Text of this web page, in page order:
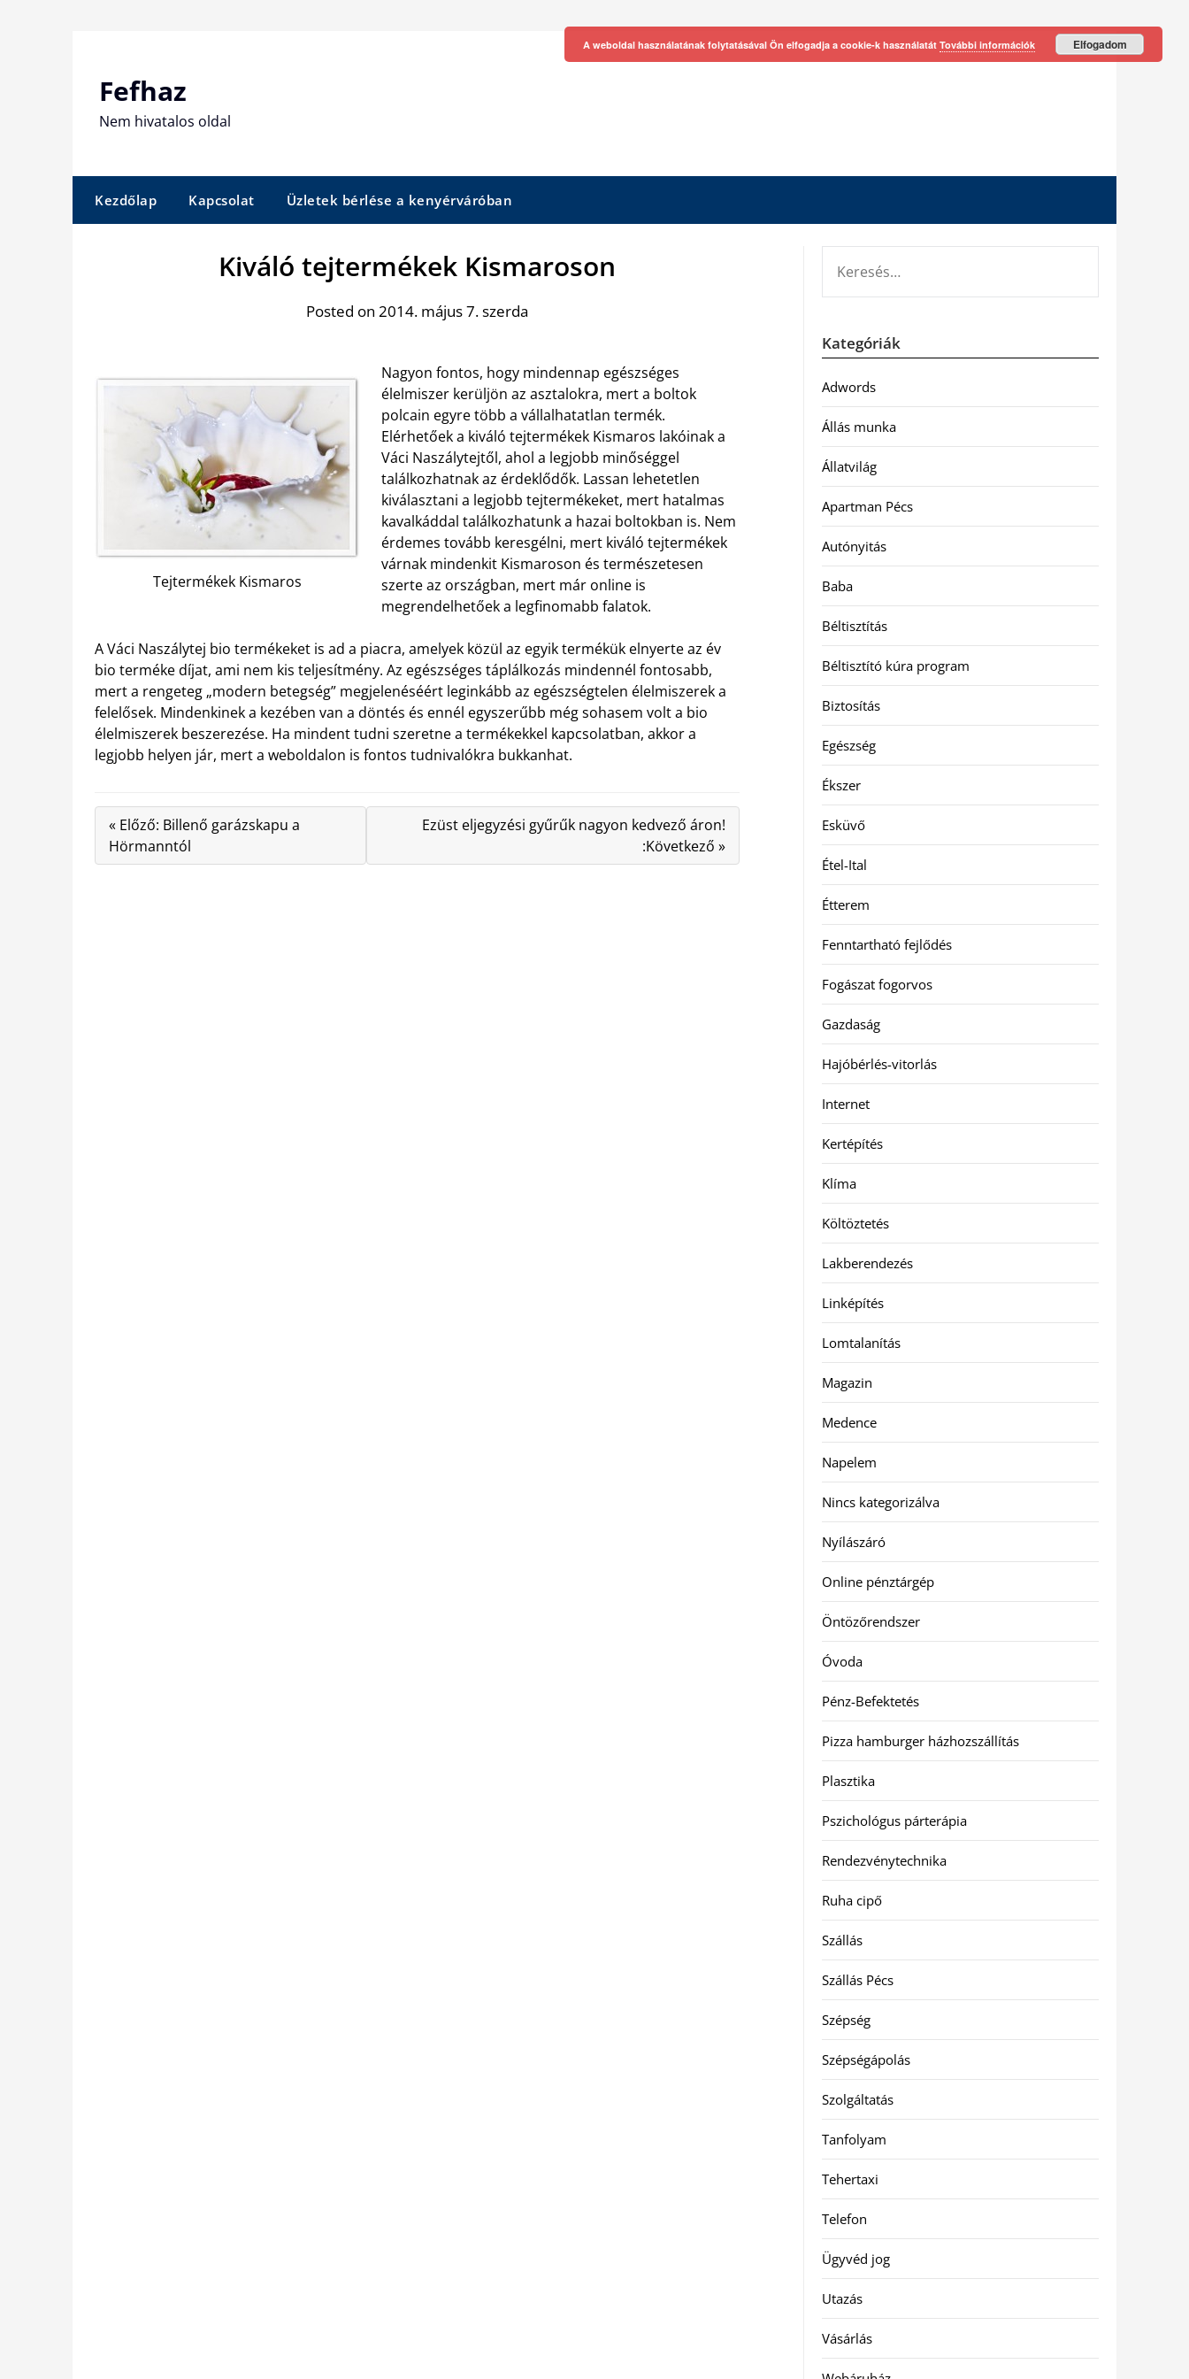
Fefhaz
Nem hivatalos oldal
Kezdőlap Kapcsolat Üzletek bérlése a kenyérváróban
Kiváló tejtermékek Kismaroson
Posted on 2014. május 7. szerda
Tejtermékek Kismaros
Nagyon fontos, hogy mindennap egészséges
élelmiszer kerüljön az asztalokra, mert a boltok
polcain egyre több a vállalhatatlan termék.
Elérhetőek a kiváló tejtermékek Kismaros lakóinak a
Váci Naszálytejtől, ahol a legjobb minőséggel
találkozhatnak az érdeklődők. Lassan lehetetlen
kiválasztani a legjobb tejtermékeket, mert hatalmas
kavalkáddal találkozhatunk a hazai boltokban is. Nem
érdemes tovább keresgélni, mert kiváló tejtermékek
várnak mindenkit Kismaroson és természetesen
szerte az országban, mert már online is
megrendelhetőek a legfinomabb falatok.
A Váci Naszálytej bio termékeket is ad a piacra, amelyek közül az egyik termékük elnyerte az év
bio terméke díjat, ami nem kis teljesítmény. Az egészséges táplálkozás mindennél fontosabb,
mert a rengeteg „modern betegség” megjelenéséért leginkább az egészségtelen élelmiszerek a
felelősek. Mindenkinek a kezében van a döntés és ennél egyszerűbb még sohasem volt a bio
élelmiszerek beszerezése. Ha mindent tudni szeretne a termékekkel kapcsolatban, akkor a
legjobb helyen jár, mert a weboldalon is fontos tudnivalókra bukkanhat.
« Előző: Billenő garázskapu a
Hörmanntól
Ezüst eljegyzési gyűrűk nagyon kedvező áron!
:Következő »
Kategóriák
Adwords
Állás munka
Állatvilág
Apartman Pécs
Autónyitás
Baba
Béltisztítás
Béltisztító kúra program
Biztosítás
Egészség
Ékszer
Esküvő
Étel-Ital
Étterem
Fenntartható fejlődés
Fogászat fogorvos
Gazdaság
Hajóbérlés-vitorlás
Internet
Kertépítés
Klíma
Költöztetés
Lakberendezés
Linképítés
Lomtalanítás
Magazin
Medence
Napelem
Nincs kategorizálva
Nyílászáró
Online pénztárgép
Öntözőrendszer
Óvoda
Pénz-Befektetés
Pizza hamburger házhozszállítás
Plasztika
Pszichológus párterápia
Rendezvénytechnika
Ruha cipő
Szállás
Szállás Pécs
Szépség
Szépségápolás
Szolgáltatás
Tanfolyam
Tehertaxi
Telefon
Ügyvéd jog
Utazás
Vásárlás
A weboldal használatának folytatásával Ön elfogadja a cookie-k használatát További információk Elfogadom